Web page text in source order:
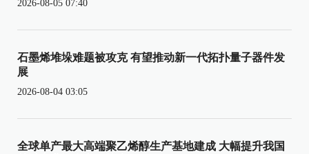
2026-08-05 07:40
石墨烯堆垛难题被攻克 有望推动新一代拓扑量子器件发
展
2026-08-04 03:05
全球单产最大高端聚乙烯醇生产基地建成 大幅提升我国